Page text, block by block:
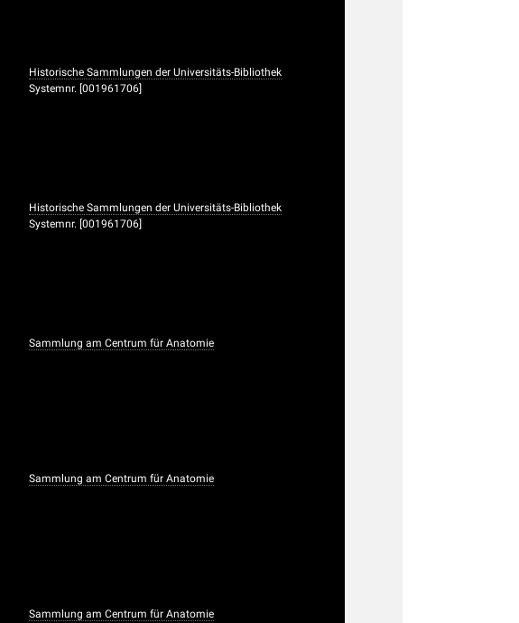
Historische Sammlungen der Universitäts-Bibliothek
Systemnr. [001961706]
Historische Sammlungen der Universitäts-Bibliothek
Systemnr. [001961706]
Sammlung am Centrum für Anatomie
Sammlung am Centrum für Anatomie
Sammlung am Centrum für Anatomie